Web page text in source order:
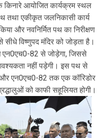
आयोजित कार्यक्रम स्थल
तथा एकीकृत जलनिकासी कार्य
और नवनिर्मित पथ का निरीक्षण
विष्णुपद मंदिर को जोड़ता है।
एन0एच0-82 से जोड़ेगा, जिससे
नहीं पड़ेगी। इस पथ से
और एन0एच0-82 तक एक कॉरिडोर
को काफी सहूलियत होगी।